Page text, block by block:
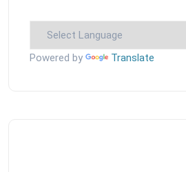
Powered by Translate